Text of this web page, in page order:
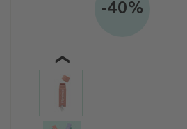
-40%